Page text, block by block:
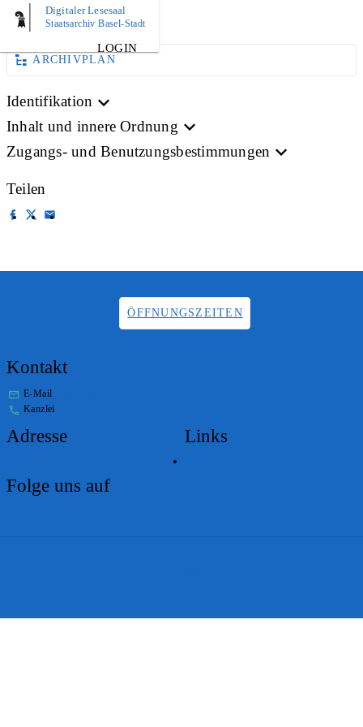
Digitaler Lesesaal
Staatsarchiv Basel-Stadt
LOGIN
AKTE
ARCHIVPLAN
Identifikation
Inhalt und innere Ordnung
Zugangs- und Benutzungsbestimmungen
Teilen
ÖFFNUNGSZEITEN
Kontakt
E-Mail
Kanzlei
Adresse Links
Folge uns auf